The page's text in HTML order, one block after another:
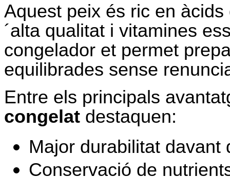
Aquest peix és ric en
´alta qualitat i vitamines
congelador et permet
equilibrades sense
Entre els principals
congelat destaquen:
Major durabilitat davant
Conservació de